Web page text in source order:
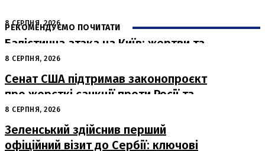
РЕКОМЕНДУЄМО ПОЧИТАТИ
8 СЕРПНЯ, 2026
Балістична атака на Київ: жертви та
руйнування
8 СЕРПНЯ, 2026
Сенат США підтримав законопроєкт
про жорсткі санкції проти Росії та
Ірану
8 СЕРПНЯ, 2026
Зеленський здійснив перший
офіційний візит до Сербії: ключові